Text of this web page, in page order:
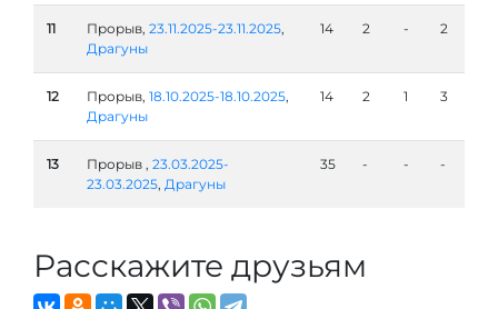
11 Прорыв, 23.11.2025-23.11.2025,
Драгуны
14 2 - 2
12 Прорыв, 18.10.2025-18.10.2025,
Драгуны
14 2 1 3
13 Прорыв , 23.03.2025-
23.03.2025, Драгуны
35 - - -
Расскажите друзьям